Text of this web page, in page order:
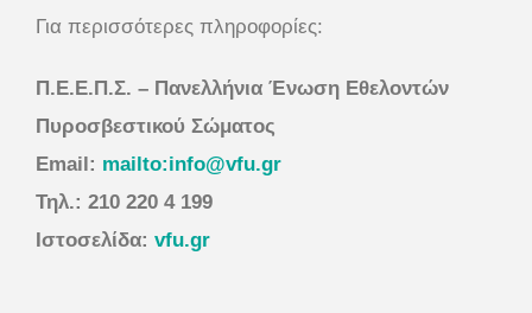
Για περισσότερες πληροφορίες:
Π.Ε.Ε.Π.Σ. – Πανελλήνια Ένωση Εθελοντών
Πυροσβεστικού Σώματος
Email: mailto:info@vfu.gr
Τηλ.: 210 220 4 199
Ιστοσελίδα: vfu.gr